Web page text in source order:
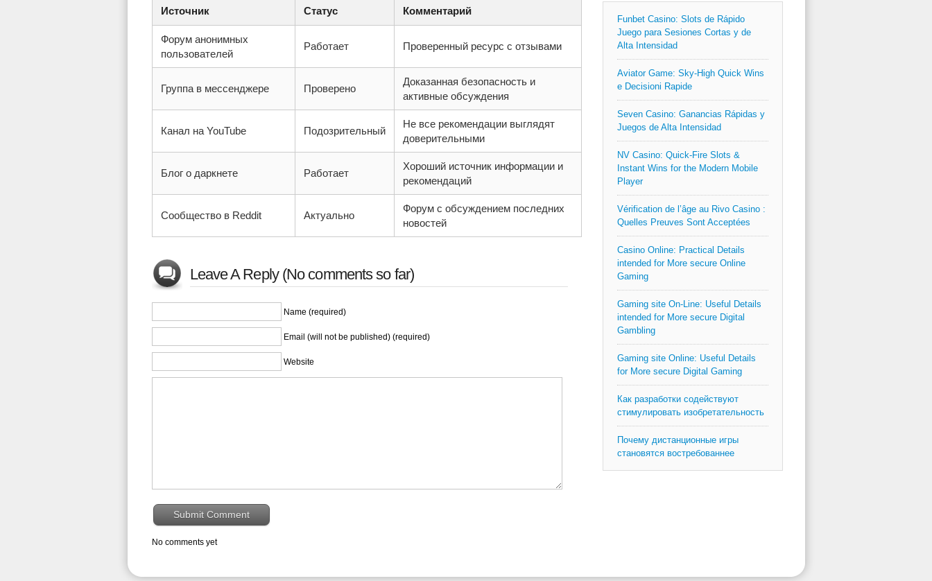
Источник Статус Комментарий
Форум анонимных
пользователей
Работает Проверенный ресурс с отзывами
Группа в мессенджере Проверено
Доказанная безопасность и
активные обсуждения
Канал на YouTube Подозрительный
Не все рекомендации выглядят
доверительными
Блог о даркнете Работает
Хороший источник информации и
рекомендаций
Сообщество в Reddit Актуально
Форум с обсуждением последних
новостей
Leave A Reply (No comments so far)
Name (required)
Email (will not be published) (required)
Website
No comments yet
Funbet Casino: Slots de Rápido
Juego para Sesiones Cortas y de
Alta Intensidad
Aviator Game: Sky‑High Quick Wins
e Decisioni Rapide
Seven Casino: Ganancias Rápidas y
Juegos de Alta Intensidad
NV Casino: Quick‑Fire Slots &
Instant Wins for the Modern Mobile
Player
Vérification de l’âge au Rivo Casino :
Quelles Preuves Sont Acceptées
Casino Online: Practical Details
intended for More secure Online
Gaming
Gaming site On-Line: Useful Details
intended for More secure Digital
Gambling
Gaming site Online: Useful Details
for More secure Digital Gaming
Как разработки содействуют
стимулировать изобретательность
Почему дистанционные игры
становятся востребованнее